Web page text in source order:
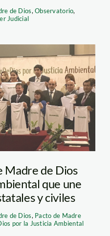
de Dios,Observatorio,
Judicial
Madre de Dios
que une
y civiles
de Dios, Pacto de Madre
por la Justicia Ambiental